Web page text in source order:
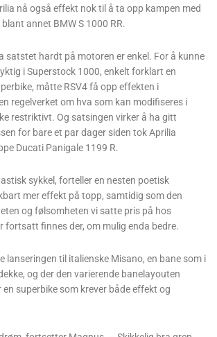
nå også effekt nok til å ta opp kampen med
annet BMW S 1000 RR.
satstet hardt på motoren er enkel. For å kunne
i Superstock 1000, enkelt forklart en
måtte RSV4 få opp effekten i
regelverket om hva som kan modifiseres i
restriktivt. Og satsingen virker å ha gitt
for bare et par dager siden tok Aprilia
Ducati Panigale 1199 R.
sykkel, forteller en nesten poetisk
mer effekt på topp, samtidig som den
og følsomheten vi satte pris på hos
fortsatt finnes der, om mulig enda bedre.
lanseringen til italienske Misano, en bane som i
og der den varierende banelayouten
superbike som krever både effekt og